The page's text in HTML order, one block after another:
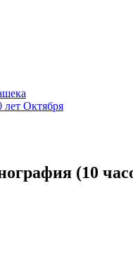
Октября
(10